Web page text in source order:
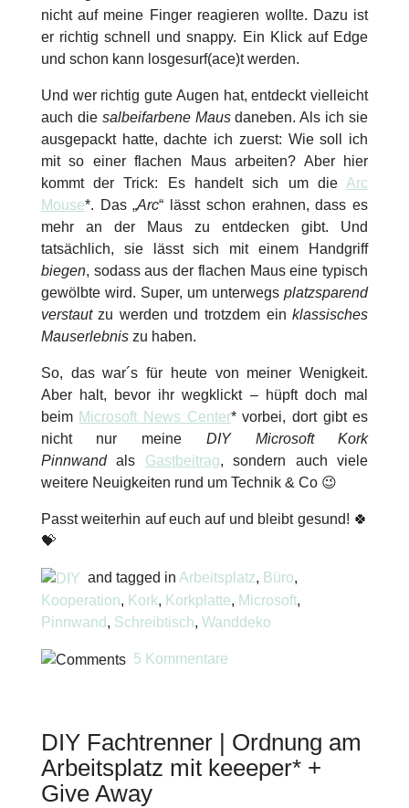
nicht auf meine Finger reagieren wollte. Dazu ist
er richtig schnell und snappy. Ein Klick auf Edge
und schon kann losgesurf(ace)t werden.
Und wer richtig gute Augen hat, entdeckt vielleicht
auch die salbeifarbene Mausdaneben. Als ich sie
ausgepackt hatte, dachte ich zuerst: Wie soll ich
mit so einer flachen Maus arbeiten? Aber hier
kommt der Trick: Es handelt sich um dieArc
Mouse*. Das „Arc“ lässt schon erahnen, dass es
mehr an der Maus zu entdecken gibt. Und
tatsächlich, sie lässt sich mit einem Handgriff
biegen, sodass aus der flachen Maus eine typisch
gewölbte wird. Super, um unterwegsplatzsparend
verstautzu werden und trotzdem einklassisches
Mauserlebniszu haben.
So, das war´s für heute von meiner Wenigkeit.
Aber halt, bevor ihr wegklickt – hüpft doch mal
beim Microsoft News Center* vorbei, dort gibt es
nicht nur meine DIY Microsoft Kork
Pinnwandals Gastbeitrag, sondern auch viele
weitere Neuigkeiten rund um Technik & Co 😉
Passt weiterhin auf euch auf und bleibt gesund! 🍀
💝
and tagged in Arbeitsplatz, Büro,
Kooperation, Kork, Korkplatte, Microsoft,
Pinnwand , Schreibtisch, Wanddeko
5 Kommentare
DIY Fachtrenner | Ordnung am
Arbeitsplatz mit keeeper* +
Give Away